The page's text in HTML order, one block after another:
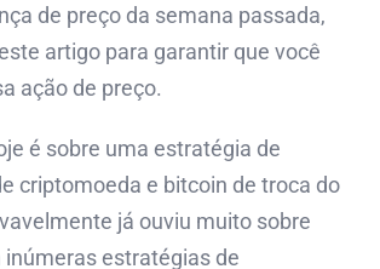
de preço da semana passada,
artigo para garantir que você
ação de preço.
é sobre uma estratégia de
criptomoeda e bitcoin de troca do
já ouviu muito sobre
inúmeras estratégias de